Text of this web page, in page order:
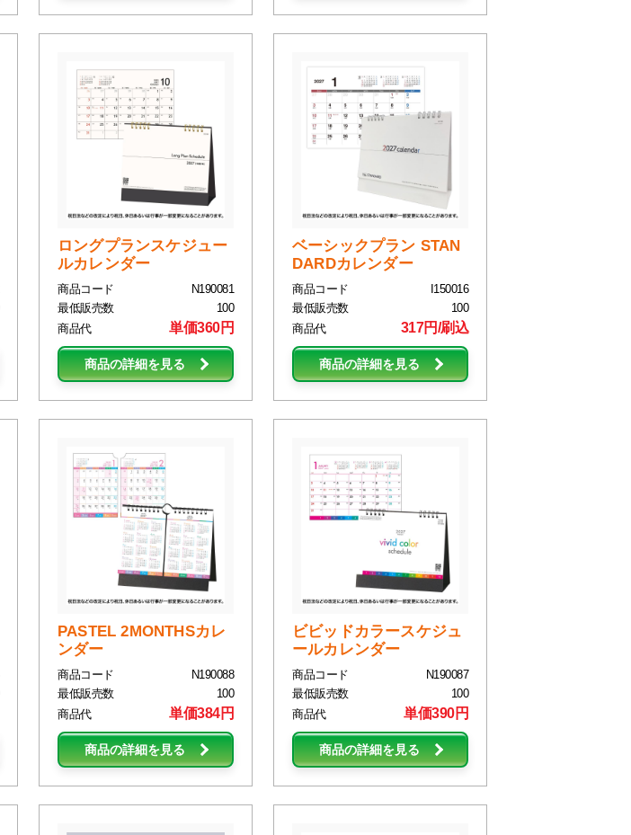
ロングプランスケジュー
ルカレンダー
商品コード
N190081
最低販売数
100
商品代
単価360円
商品の詳細を見る
ベーシックプラン STAN
DARDカレンダー
商品コード
I150016
最低販売数
100
商品代
317円/刷込
商品の詳細を見る
PASTEL 2MONTHSカレ
ンダー
商品コード
N190088
最低販売数
100
商品代
単価384円
商品の詳細を見る
ビビッドカラースケジュ
ールカレンダー
商品コード
N190087
最低販売数
100
商品代
単価390円
商品の詳細を見る